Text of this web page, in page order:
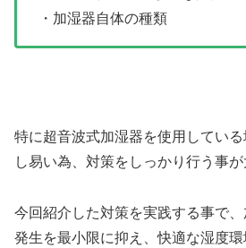
・加湿器自体の種類
特に超音波式加湿器を使用してい
し易い為、対策をしっかり行う事が
今回紹介した対策を実践する事で
発生を最小限に抑え、快適な湿度